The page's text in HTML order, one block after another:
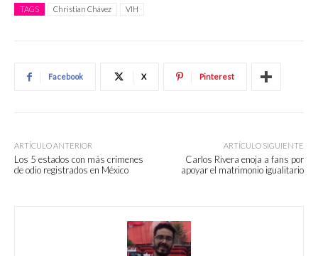
TAGS Christian Chávez VIH
Facebook X Pinterest
ARTÍCULO ANTERIOR
Los 5 estados con más crímenes
de odio registrados en México
ARTÍCULO SIGUIENTE
Carlos Rivera enoja a fans por
apoyar el matrimonio igualitario